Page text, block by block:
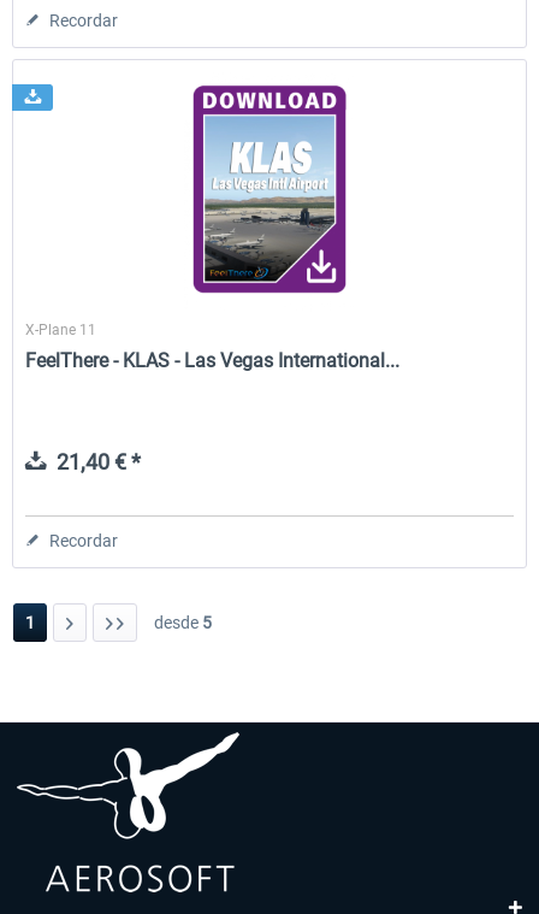
Recordar
X-Plane 11
FeelThere - KLAS - Las Vegas International...
21,40 € *
Recordar
1 desde 5